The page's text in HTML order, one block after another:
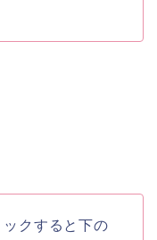
クすると下の